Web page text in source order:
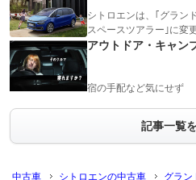
シトロエンは、｢グラン
スペースツアラー｣に変
アウトドア・キャン
宿の手配など気にせず
記事一覧
中古車 シトロエンの中古車 グラン